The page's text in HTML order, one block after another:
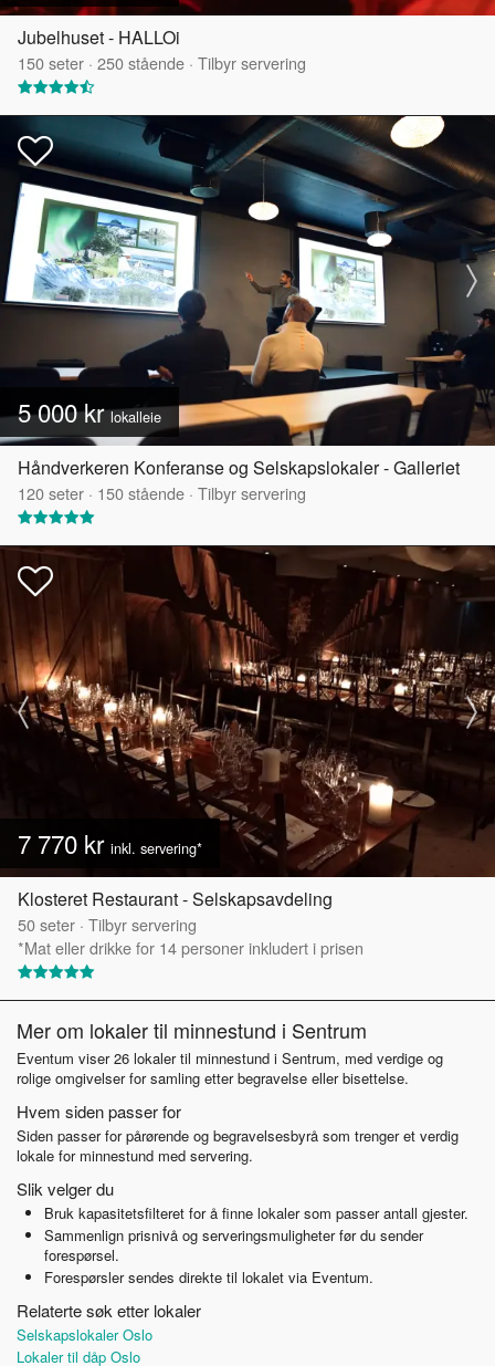
Jubelhuset - HALLOi
150seter · 250stående · Tilbyr servering
5 000 krlokalleie
Håndverkeren Konferanse og Selskapslokaler - Galleriet
120seter · 150stående · Tilbyr servering
7 770 kr inkl. servering*
Klosteret Restaurant - Selskapsavdeling
50seter · Tilbyr servering
*Mat eller drikke for 14 personer inkludert i prisen
Mer om lokaler til minnestund i Sentrum
Eventum viser 26 lokaler til minnestund i Sentrum, med verdige og
rolige omgivelser for samling etter begravelse eller bisettelse.
Hvem siden passer for
Siden passer for pårørende og begravelsesbyrå som trenger et verdig
lokale for minnestund med servering.
Slik velger du
Bruk kapasitetsfilteret for å finne lokaler som passer antall gjester.
Sammenlign prisnivå og serveringsmuligheter før du sender
forespørsel.
Forespørsler sendes direkte til lokalet via Eventum.
Relaterte søk etter lokaler
Selskapslokaler Oslo
Lokaler til dåp Oslo